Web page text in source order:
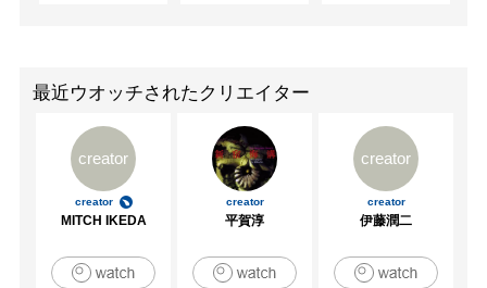
最近ウオッチされたクリエイター
creator
creator
MITCH IKEDA
creator
平賀淳
creator
creator
伊藤潤二